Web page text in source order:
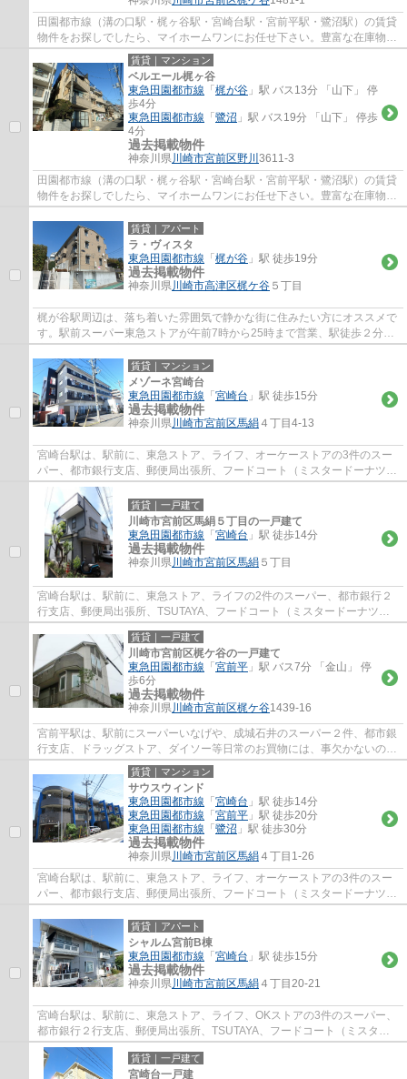
田園都市線（溝の口駅・梶ヶ谷駅・宮崎台駅・宮前平駅・鷺沼駅）の賃貸
物件をお探しでしたら、マイホームワンにお任せ下さい。豊富な在庫物件
から、お客様のご要望に合うお部屋をご提...
賃貸｜マンション
ベルエール梶ヶ谷
東急田園都市線 「 梶が谷 」駅 バス13分 「山下」 停
歩4分
東急田園都市線 「 鷺沼 」駅 バス19分 「山下」 停歩
4分
過去掲載物件
神奈川県川崎市宮前区野川 3611-3
田園都市線（溝の口駅・梶ヶ谷駅・宮崎台駅・宮前平駅・鷺沼駅）の賃貸
物件をお探しでしたら、マイホームワンにお任せ下さい。豊富な在庫物件
から、お客様のご要望に合うお部屋をご提...
賃貸｜アパート
ラ・ヴィスタ
東急田園都市線 「 梶が谷 」駅 徒歩19分
過去掲載物件
神奈川県川崎市高津区梶ケ谷 ５丁目
梶が谷駅周辺は、落ち着いた雰囲気で静かな街に住みたい方にオススメで
す。駅前スーパー東急ストアが午前7時から25時まで営業、駅徒歩２分の
高津郵便局は、高津区の本局で不在時の荷物...
賃貸｜マンション
メゾーネ宮崎台
東急田園都市線 「 宮崎台 」駅 徒歩15分
過去掲載物件
神奈川県川崎市宮前区馬絹 ４丁目4-13
宮崎台駅は、駅前に、東急ストア、ライフ、オーケーストアの3件のスー
パー、都市銀行支店、郵便局出張所、フードコート（ミスタードーナツ、
ケンタッキー、タリーズ、銀だこ）等があり...
賃貸｜一戸建て
川崎市宮前区馬絹５丁目の一戸建て
東急田園都市線 「 宮崎台 」駅 徒歩14分
過去掲載物件
神奈川県川崎市宮前区馬絹 ５丁目
宮崎台駅は、駅前に、東急ストア、ライフの2件のスーパー、都市銀行２
行支店、郵便局出張所、TSUTAYA、フードコート（ミスタードーナツ、
ケンタッキー、タリーズ、銀だこ）等がありと...
賃貸｜一戸建て
川崎市宮前区梶ケ谷の一戸建て
東急田園都市線 「 宮前平 」駅 バス7分 「金山」 停
歩6分
過去掲載物件
神奈川県川崎市宮前区梶ケ谷1439-16
宮前平駅は、駅前にスーパーいなげや、成城石井のスーパー２件、都市銀
行支店、ドラッグストア、ダイソー等日常のお買物には、事欠かないの
と、駅北側には、宮前区役所、宮前図書館、...
賃貸｜マンション
サウスウィンド
東急田園都市線 「 宮崎台 」駅 徒歩14分
東急田園都市線 「 宮前平 」駅 徒歩20分
東急田園都市線 「 鷺沼 」駅 徒歩30分
過去掲載物件
神奈川県川崎市宮前区馬絹 ４丁目1-26
宮崎台駅は、駅前に、東急ストア、ライフ、オーケーストアの3件のスー
パー、都市銀行支店、郵便局出張所、フードコート（ミスタードーナツ、
ケンタッキー、タリーズ、銀だこ）等があり...
賃貸｜アパート
シャルム宮前B棟
東急田園都市線 「 宮崎台 」駅 徒歩15分
過去掲載物件
神奈川県川崎市宮前区馬絹 ４丁目20-21
宮崎台駅は、駅前に、東急ストア、ライフ、OKストアの3件のスーパー、
都市銀行２行支店、郵便局出張所、TSUTAYA、フードコート（ミスター
ドーナツ、ケンタッキー、タリーズ、銀だこ）...
賃貸｜一戸建て
宮崎台一戸建